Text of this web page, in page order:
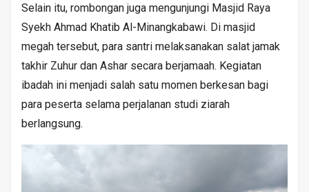
Selain itu, rombongan juga mengunjungi Masjid Raya
Syekh Ahmad Khatib Al-Minangkabawi. Di masjid
megah tersebut, para santri melaksanakan salat jamak
takhir Zuhur dan Ashar secara berjamaah. Kegiatan
ibadah ini menjadi salah satu momen berkesan bagi
para peserta selama perjalanan studi ziarah
berlangsung.